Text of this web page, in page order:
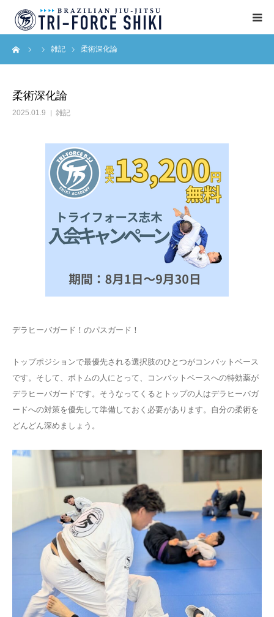
雑記 柔術深化論
柔術深化論
2025.01.9 雑記
デラヒーバガード！のパスガード！
トップポジションで最優先される選択肢のひとつがコンバットベース
です。そして、ボトムの人にとって、コンバットベースへの特効薬が
デラヒーバガードです。そうなってくるとトップの人はデラヒーバガ
ードへの対策を優先して準備しておく必要があります。自分の柔術を
どんどん深めましょう。
ABOUT
BLOG
アクセス
English